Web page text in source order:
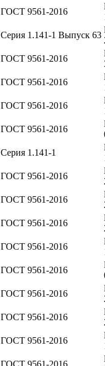
ГОСТ 9561-2016
Серия 1.141-1 Выпуск 63
ГОСТ 9561-2016
ГОСТ 9561-2016
ГОСТ 9561-2016
ГОСТ 9561-2016
Серия 1.141-1
ГОСТ 9561-2016
ГОСТ 9561-2016
ГОСТ 9561-2016
ГОСТ 9561-2016
ГОСТ 9561-2016
ГОСТ 9561-2016
ГОСТ 9561-2016
ГОСТ 9561-2016
ГОСТ 9561-2016